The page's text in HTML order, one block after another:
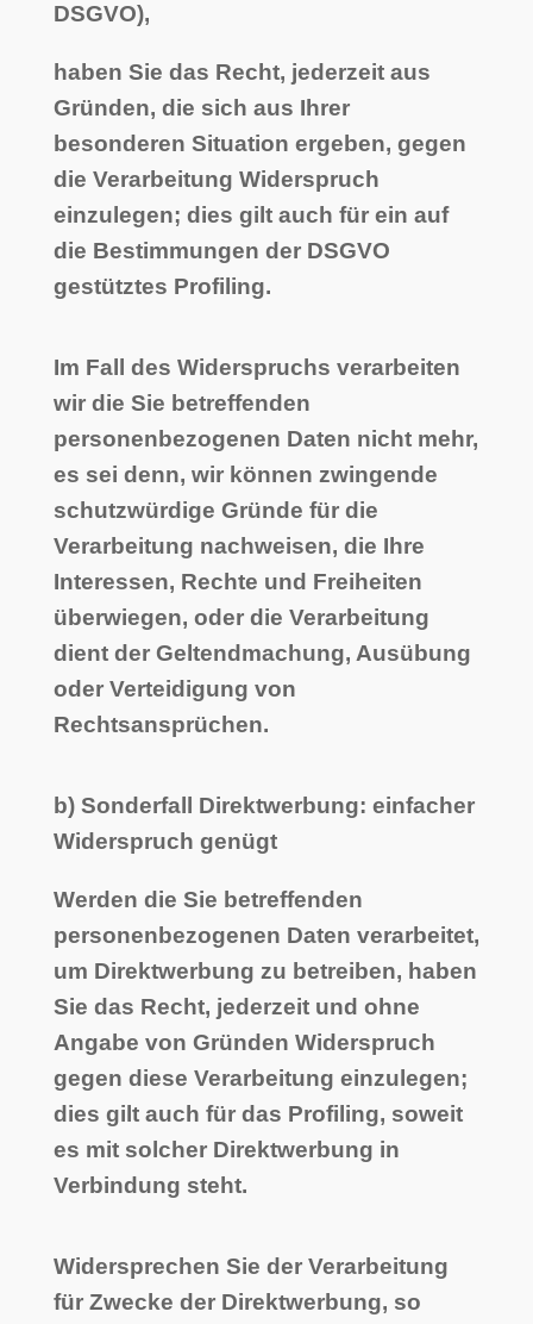
DSGVO),
haben Sie das Recht, jederzeit aus
Gründen, die sich aus Ihrer
besonderen Situation ergeben, gegen
die Verarbeitung Widerspruch
einzulegen; dies gilt auch für ein auf
die Bestimmungen der DSGVO
gestütztes Profiling.
Im Fall des Widerspruchs verarbeiten
wir die Sie betreffenden
personenbezogenen Daten nicht mehr,
es sei denn, wir können zwingende
schutzwürdige Gründe für die
Verarbeitung nachweisen, die Ihre
Interessen, Rechte und Freiheiten
überwiegen, oder die Verarbeitung
dient der Geltendmachung, Ausübung
oder Verteidigung von
Rechtsansprüchen.
b) Sonderfall Direktwerbung: einfacher
Widerspruch genügt
Werden die Sie betreffenden
personenbezogenen Daten verarbeitet,
um Direktwerbung zu betreiben, haben
Sie das Recht, jederzeit und ohne
Angabe von Gründen Widerspruch
gegen diese Verarbeitung einzulegen;
dies gilt auch für das Profiling, soweit
es mit solcher Direktwerbung in
Verbindung steht.
Widersprechen Sie der Verarbeitung
für Zwecke der Direktwerbung, so